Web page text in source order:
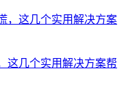
这几个实用解决方案帮